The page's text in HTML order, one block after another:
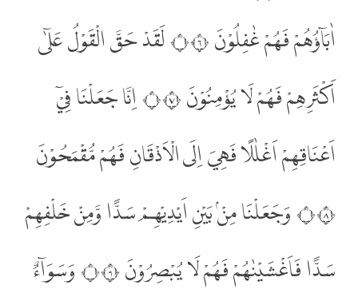
اٰبَاۤؤُهُمْ فَهُمْ غٰفِلُوْنَ ۝٦ لَقَدْ حَقَّ الْقَوْلُ عَلٰٓى
اَكْثَرِهِمْ فَهُمْ لَا يُؤْمِنُوْنَ ۝٧ اِنَّا جَعَلْنَا فِيْٓ
اَعْنَاقِهِمْ اَغْلٰلًا فَهِيَ اِلَى الْاَذْقَانِ فَهُمْ مُّقْمَحُوْنَ
۝٨ وَجَعَلْنَا مِنْۢ بَيْنِ اَيْدِيْهِمْ سَدًّا وَّمِنْ خَلْفِهِمْ
سَدًّا فَاَغْشَيْنٰهُمْ فَهُمْ لَا يُبْصِرُوْنَ ۝٩ وَسَوَاۤءٌ